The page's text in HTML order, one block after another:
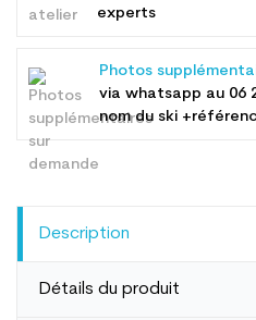
experts
Photos
via whatsapp au 06
nom du ski
Description
Détails du produit